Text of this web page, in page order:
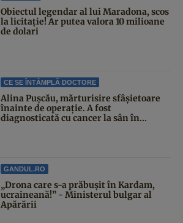
Obiectul legendar al lui Maradona, scos
la licitație! Ar putea valora 10 milioane
de dolari
CE SE ÎNTÂMPLĂ DOCTORE
Alina Pușcău, mărturisire sfâșietoare
înainte de operație. A fost
diagnosticată cu cancer la sân în...
GANDUL.RO
„Drona care s-a prăbușit în Kardam,
ucraineană!” - Ministerul bulgar al
Apărării